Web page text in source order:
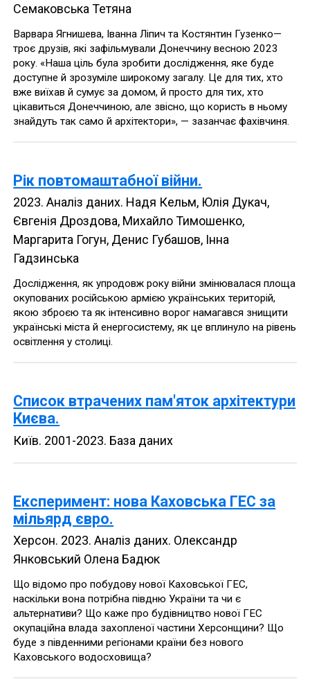
Семаковська Тетяна
Варвара Ягнишева, Іванна Ліпич та Костянтин Гузенко—
троє друзів, які зафільмували Донеччину весною 2023
року. «Наша ціль була зробити дослідження, яке буде
доступне й зрозуміле широкому загалу. Це для тих, хто
вже виїхав й сумує за домом, й просто для тих, хто
цікавиться Донеччиною, але звісно, що користь в ньому
знайдуть так само й архітектори», — зазанчає фахівчиня.
Рік повтомаштабної війни.
2023. Аналіз даних. Надя Кельм, Юлія Дукач,
Євгенія Дроздова, Михайло Тимошенко,
Маргарита Гогун, Денис Губашов, Інна
Гадзинська
Дослідження, як упродовж року війни змінювалася площа
окупованих російською армією українських територій,
якою зброєю та як інтенсивно ворог намагався знищити
українські міста й енергосистему, як це вплинуло на рівень
освітлення у столиці.
Список втрачених пам'яток архітектури
Києва.
Київ. 2001-2023. База даних
Експеримент: нова Каховська ГЕС за
мільярд євро.
Херсон. 2023. Аналіз даних. Олександр
Янковський Олена Бадюк
Що відомо про побудову нової Каховської ГЕС,
наскільки вона потрібна півдню України та чи є
альтернативи? Що каже про будівництво нової ГЕС
окупаційна влада захопленої частини Херсонщини? Що
буде з південними регіонами країни без нового
Каховського водосховища?